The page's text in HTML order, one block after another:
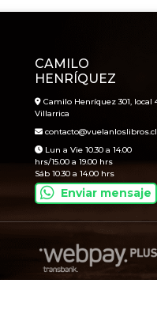
CAMILO
HENRÍQUEZ
Camilo Henríquez 301, local
Villarrica
contacto@vuelanloslibros.cl
Lun a Vie 10.30 a 14.00
hrs/15.00 a 19.00 hrs
Sáb 10.30 a 14.00 hrs
Enviar mensaje